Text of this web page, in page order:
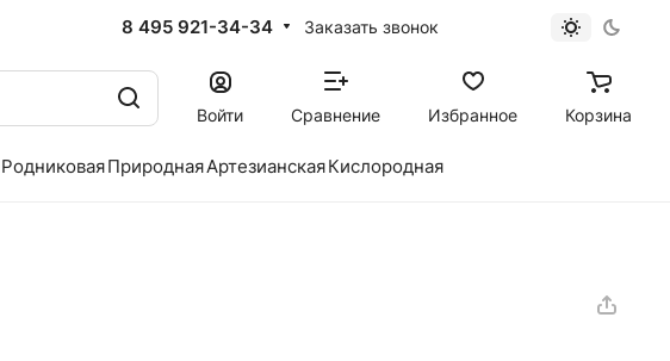
8 495 921-34-34 Заказать звонок
Войти Сравнение Избранное Корзина
РодниковаяПрироднаяАртезианскаяКислородная